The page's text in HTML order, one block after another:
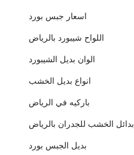
اسعار جبس بورد
اللواح شيبورد بالرياض
الوان بديل الشيبورد
انواع بديل الخشب
باركيه في الرياض
بدائل الخشب للجدران بالرياض
بديل الجبس بورد